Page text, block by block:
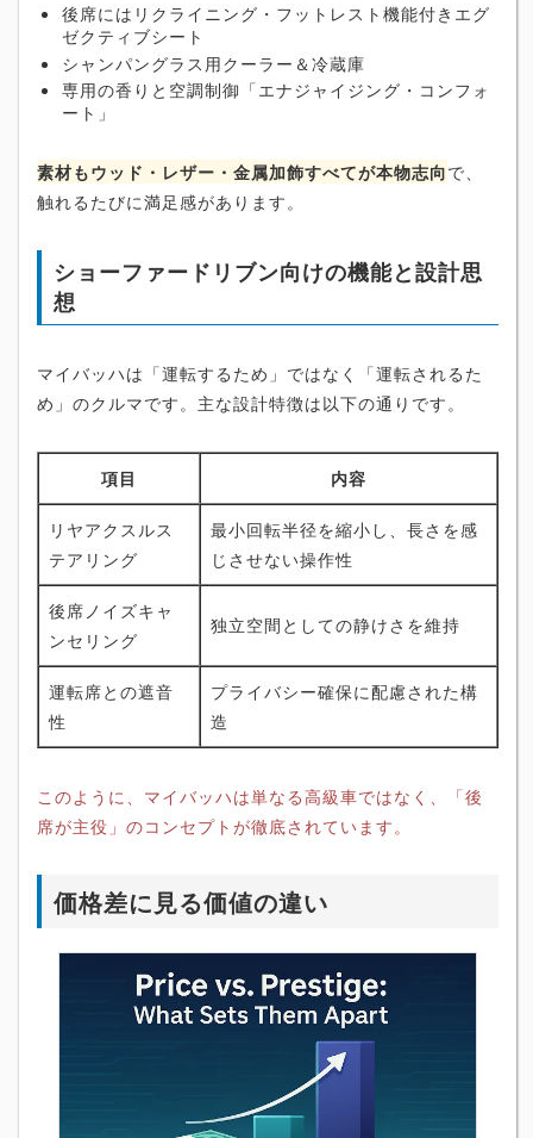
後席にはリクライニング・フットレスト機能付きエグ
ゼクティブシート
シャンパングラス用クーラー＆冷蔵庫
専用の香りと空調制御「エナジャイジング・コンフォ
ート」
素材もウッド・レザー・金属加飾すべてが本物志向で、
触れるたびに満足感があります。
ショーファードリブン向けの機能と設計思
想
マイバッハは「運転するため」ではなく「運転されるた
め」のクルマです。主な設計特徴は以下の通りです。
項目 内容
リヤアクスルス
テアリング
最小回転半径を縮小し、長さを感
じさせない操作性
後席ノイズキャ
ンセリング
独立空間としての静けさを維持
運転席との遮音
性
プライバシー確保に配慮された構
造
このように、マイバッハは単なる高級車ではなく、「後
席が主役」のコンセプトが徹底されています。
価格差に見る価値の違い